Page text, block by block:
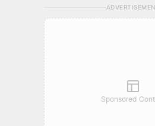
Sponsored